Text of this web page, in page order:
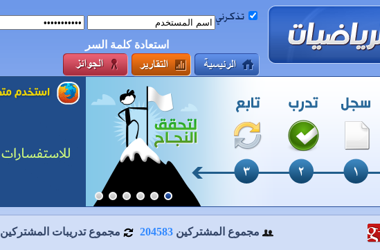
استعادة كلمة السر
مجموع المشتركين 204583 مجموع تدريبات المشتركين